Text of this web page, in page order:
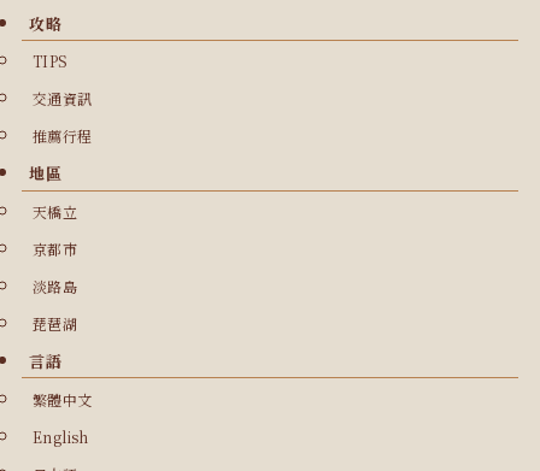
攻略
TIPS
交通資訊
推薦行程
地區
天橋立
京都市
淡路島
琵琶湖
言語
繁體中文
English